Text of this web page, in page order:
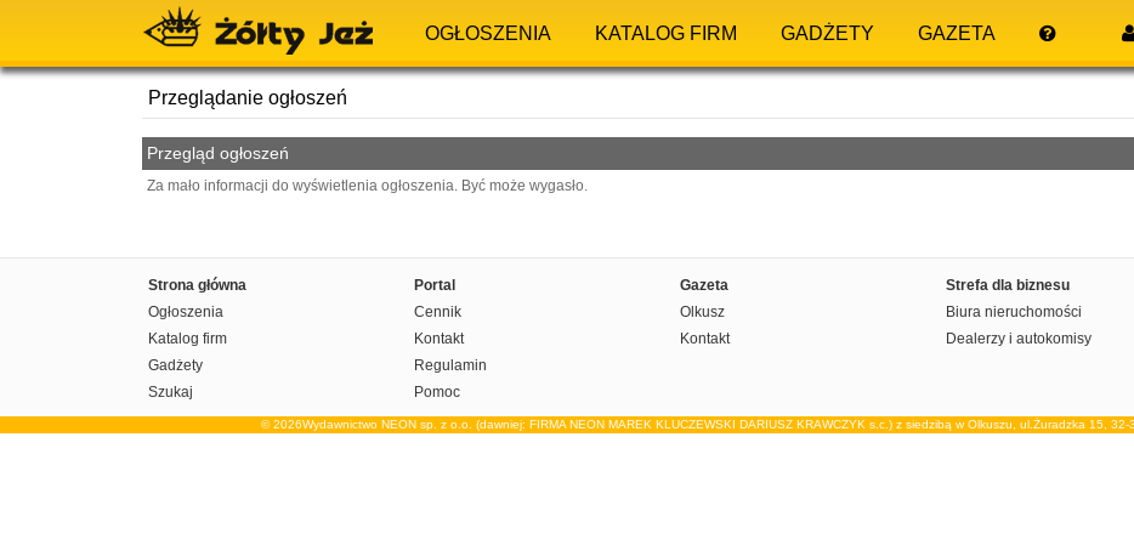
OGŁOSZENIA KATALOG FIRM GADŻETY GAZETA
Przeglądanie ogłoszeń
Przegląd ogłoszeń
Za mało informacji do wyświetlenia ogłoszenia. Być może wygasło.
Strona główna
Ogłoszenia
Katalog firm
Gadżety
Szukaj
Portal
Cennik
Kontakt
Regulamin
Pomoc
Gazeta
Olkusz
Kontakt
Strefa dla biznesu
Biura nieruchomości
Dealerzy i autokomisy
© 2026Wydawnictwo NEON sp. z o.o. (dawniej: FIRMA NEON MAREK KLUCZEWSKI DARIUSZ KRAWCZYK s.c.) z siedzibą w Olkuszu, ul.Żuradzka 15,